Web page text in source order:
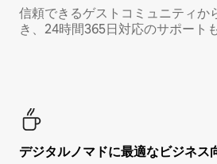
信頼できるゲストコミュニティか
き、24時間365日対応のサポート
デジタルノマド⁠に最⁠適⁠なビ⁠ジ⁠ネ⁠ス⁠